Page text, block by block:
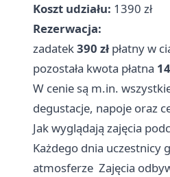
Koszt udziału: 1390 zł
Rezerwacja:
zadatek390 zł płatny w
pozostała kwota płatna
W cenie są m.in.
degustacje, napoje oraz
Jak wyglądają zajęcia
Każdego dnia uczestnicy
atmosferze ‍‍ Zajęcia